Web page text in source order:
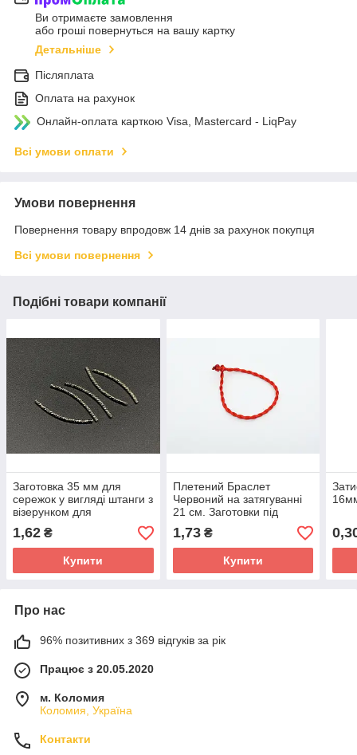
Ви отримаєте замовлення
або гроші повернуться на вашу картку
Детальніше
Післяплата
Оплата на рахунок
Онлайн-оплата карткою Visa, Mastercard - LiqPay
Всі умови оплати
Умови повернення
Повернення товару впродовж 14 днів за рахунок покупця
Всі умови повернення
Подібні товари компанії
Заготовка 35 мм для
сережок у вигляді штанги з
візерунком для
метал, срібного кольору
1,62 ₴
Купити
Плетений Браслет
Червоний на затягуванні
21 см. Заготовки під
Фурнітура для творчості
1,73₴
Купити
Про нас
96% позитивних з 369 відгуків за рік
Працює з 20.05.2020
м. Коломия
Коломия, Україна
Контакти